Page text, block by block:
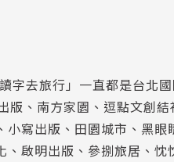
字去旅行」一直都是台北
、南方家園、逗點文創
寫出版、田園城市、黑
、啟明出版、參捌旅居、